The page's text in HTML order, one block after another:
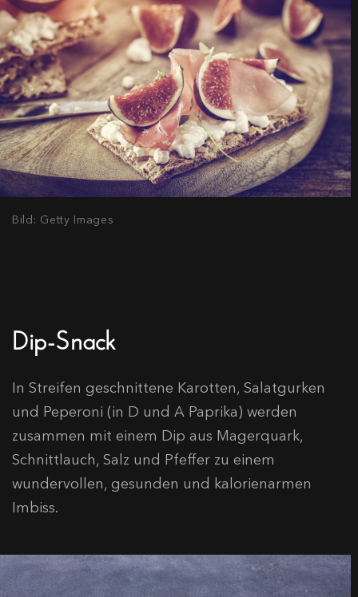
Bild: Getty Images
Dip-Snack
In Streifen geschnittene Karotten, Salatgurken
und Peperoni (in D und A Paprika) werden
zusammen mit einem Dip aus Magerquark,
Schnittlauch, Salz und Pfeffer zu einem
wundervollen, gesunden und kalorienarmen
Imbiss.